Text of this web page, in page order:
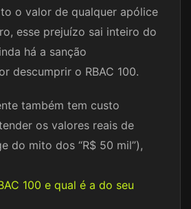
o valor de qualquer apólice
esse prejuízo sai inteiro do
há a sanção
descumprir o RBAC 100.
também tem custo
os valores reais de
do mito dos “R$ 50 mil”),
100 e qual é a do seu